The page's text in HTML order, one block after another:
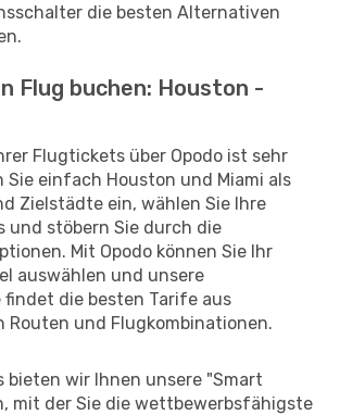
die besten Alternativen
Flug buchen: Houston -
Flugtickets über Opodo ist sehr
Sie einfach Houston und Miami als
Zielstädte ein, wählen Sie Ihre
und stöbern Sie durch die
Mit Opodo können Sie Ihr
auswählen und unsere
findet die besten Tarife aus
Routen und Flugkombinationen.
bieten wir Ihnen unsere "Smart
mit der Sie die wettbewerbsfähigste